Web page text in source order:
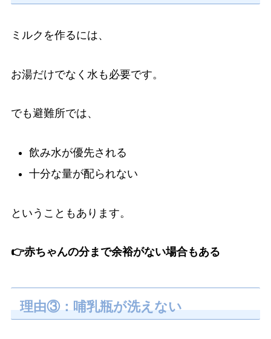
ミルクを作るには、
お湯だけでなく水も必要です。
でも避難所では、
飲み水が優先される
十分な量が配られない
ということもあります。
👉赤ちゃんの分まで余裕がない場合もある
理由③：哺乳瓶が洗えない